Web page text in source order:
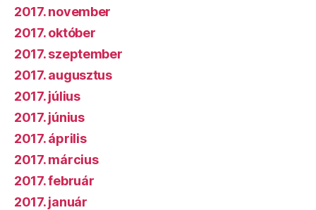
2017. november
2017. október
2017. szeptember
2017. augusztus
2017. július
2017. június
2017. április
2017. március
2017. február
2017. január